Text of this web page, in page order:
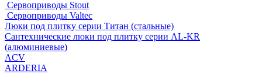
Сервоприводы Stout
Сервоприводы Valtec
Люки под плитку серии Титан (стальные)
Сантехнические люки под плитку серии AL-KR
(алюминиевые)
ACV
ARDERIA